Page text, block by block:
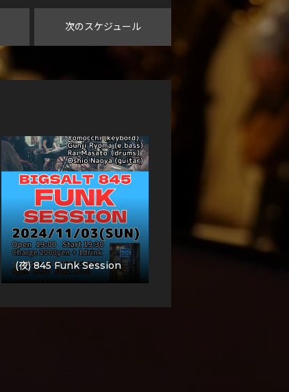
次のスケジュール
(夜) 845 Funk Session